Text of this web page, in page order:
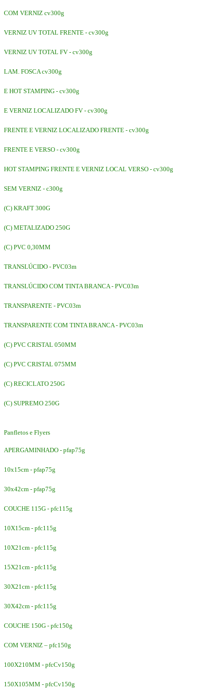
COM VERNIZ cv300g
VERNIZ UV TOTAL FRENTE - cv300g
VERNIZ UV TOTAL FV - cv300g
LAM. FOSCA cv300g
E HOT STAMPING - cv300g
E VERNIZ LOCALIZADO FV - cv300g
FRENTE E VERNIZ LOCALIZADO FRENTE - cv300g
FRENTE E VERSO - cv300g
HOT STAMPING FRENTE E VERNIZ LOCAL VERSO - cv300g
SEM VERNIZ - c300g
(C) KRAFT 300G
(C) METALIZADO 250G
(C) PVC 0,30MM
TRANSLÚCIDO - PVC03m
TRANSLÚCIDO COM TINTA BRANCA - PVC03m
TRANSPARENTE - PVC03m
TRANSPARENTE COM TINTA BRANCA - PVC03m
(C) PVC CRISTAL 050MM
(C) PVC CRISTAL 075MM
(C) RECICLATO 250G
(C) SUPREMO 250G
Panfletos e Flyers
APERGAMINHADO - pfap75g
10x15cm - pfap75g
30x42cm - pfap75g
COUCHE 115G - pfc115g
10X15cm - pfc115g
10X21cm - pfc115g
15X21cm - pfc115g
30X21cm - pfc115g
30X42cm - pfc115g
COUCHE 150G - pfc150g
COM VERNIZ – pfc150g
100X210MM - pfcCv150g
150X105MM - pfcCv150g